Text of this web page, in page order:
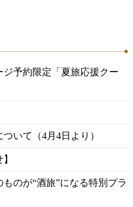
ジ予約限定「夏旅応援クー
いて（4月4日より）
のが“酒旅”になる特別プラ